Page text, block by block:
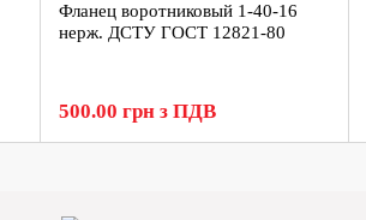
Фланец воротниковый 1-40-16
нерж. ДСТУ ГОСТ 12821-80
500.00 грн з ПДВ